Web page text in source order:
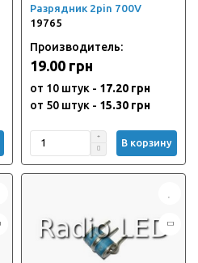
Разрядник 2pin 700V
19765
Производитель:
19.00 грн
от 10 штук - 17.20 грн
от 50 штук - 15.30 грн
В корзину